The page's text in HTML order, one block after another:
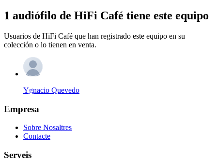
1 audiófilo de HiFi Café tiene este equipo
Usuarios de HiFi Café que han registrado este equipo en su
colección o lo tienen en venta.
Ygnacio Quevedo
Empresa
Sobre Nosaltres
Contacte
Serveis